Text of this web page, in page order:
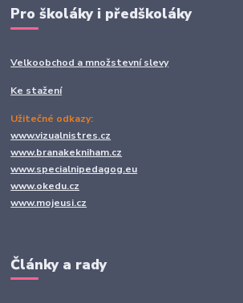
Pro školáky i předškoláky
Velkoobchod a množstevní slevy
Ke stažení
Užitečné odkazy:
www.vizualnistres.cz
www.branakekniham.cz
www.specialnipedagog.eu
www.okedu.cz
www.mojeusi.cz
Články a rady